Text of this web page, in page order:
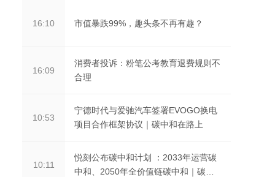
16:10 市值暴跌99%，趣头条不再有趣？
16:09
消费者投诉：粉笔公考教育退费规则不
合理
10:53
宁德时代与爱驰汽车签署EVOGO换电
项目合作框架协议｜碳中和在路上
10:11
悦刻公布碳中和计划 ：2033年运营碳
中和、2050年全价值链碳中和｜碳中